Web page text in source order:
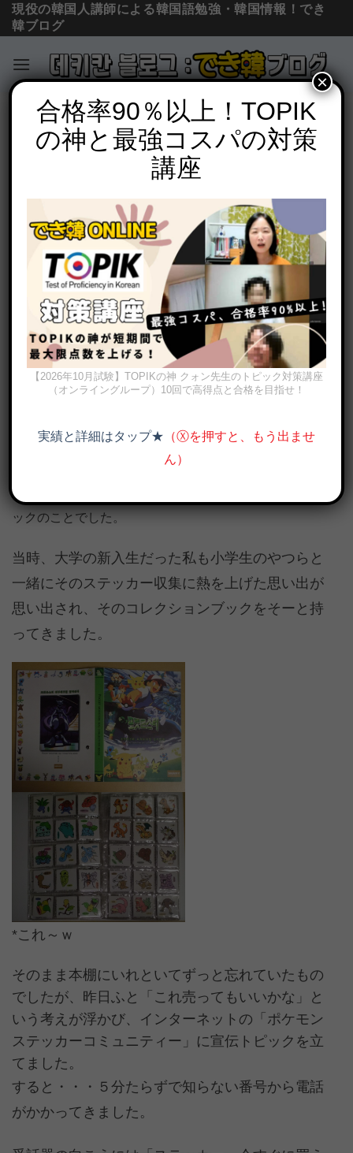
Skip
content
現役の韓国人講師による韓国語勉強・韓国情報！でき
韓ブログ
コラム＆ニュース
「ポケモンステッカーと韓国人のオタク
POSTED ON2011年10月21日 BY でき韓 パク先生
去る夏、会社の事務室を大掃除したことがありま
昔にライセンスしたキャラクターの資料などでご
みが山積みになりましたが、その中に私の目にと
まったものがありました。それは１０年前に会社
に大金を稼がせたと言われている「ポケモンステ
ン」におまけに入っているステッカーのコレクションブ
ックのことでした。
当時、大学の新入生だった私も小学生のやつらと
一緒にそのステッカー収集に熱を上げた思い出が
思い出され、そのコレクションブックをそーと持
ってきました。
*これ～ｗ
そのまま本棚にいれといてずっと忘れていたもの
でしたが、昨日ふと「これ売ってもいいかな」と
いう考えが浮かび、インターネットの「ポケモン
ステッカーコミュニティー」に宣伝トピックを立
てました。
すると・・・５分たらずで知らない番号から電話
がかかってきました。
合格率90％以上！TOPIK
の神と最強コスパの対策
講座
【2026年10月試験】TOPIKの神 クォン先生のトピック対策講座
（オンライングループ）10回で高得点と合格を目指せ！
実績と詳細はタップ★ （Ⓧを押すと、もう出ませ
ん）
×